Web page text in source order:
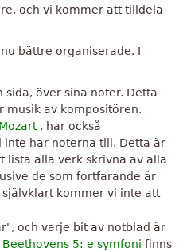
och vi kommer att tilldela
bättre organiserade. I
över sina noter. Detta
musik av kompositören.
Mozart, har också
inte har noterna till. Detta är
lista alla verk skrivna av alla
de som fortfarande är
kommer vi inte att
och varje bit av notblad är
Beethovens 5: e symfoni finns